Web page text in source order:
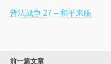
普法战争 27 – 和平来临
前一篇文章